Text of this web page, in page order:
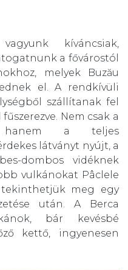
kíváncsiak,
a fővárostól
melyek Buzău
el. A rendkívüli
szállítanak fel
Nem csak a
hanem a teljes
látványt nyújt, a
dombos vidéknek
vulkánokat Pâclele
meg egy
után. A Berca
bár kevésbé
kettő, ingyenesen